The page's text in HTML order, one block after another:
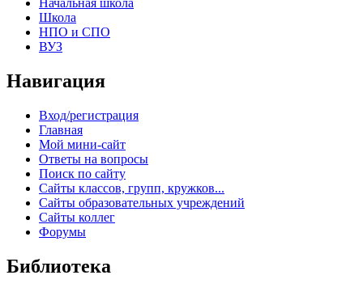
Начальная школа
Школа
НПО и СПО
ВУЗ
Навигация
Вход/регистрация
Главная
Мой мини-сайт
Ответы на вопросы
Поиск по сайту
Сайты классов, групп, кружков...
Сайты образовательных учреждений
Сайты коллег
Форумы
Библиотека